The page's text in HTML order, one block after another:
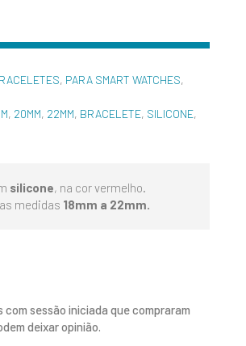
, PARA SMART WATCHES,
, 20MM, 22MM, BRACELETE, SILICONE,
silicone, na cor vermelho.
medidas 18mm a 22mm.
com sessão iniciada que compraram
deixar opinião.